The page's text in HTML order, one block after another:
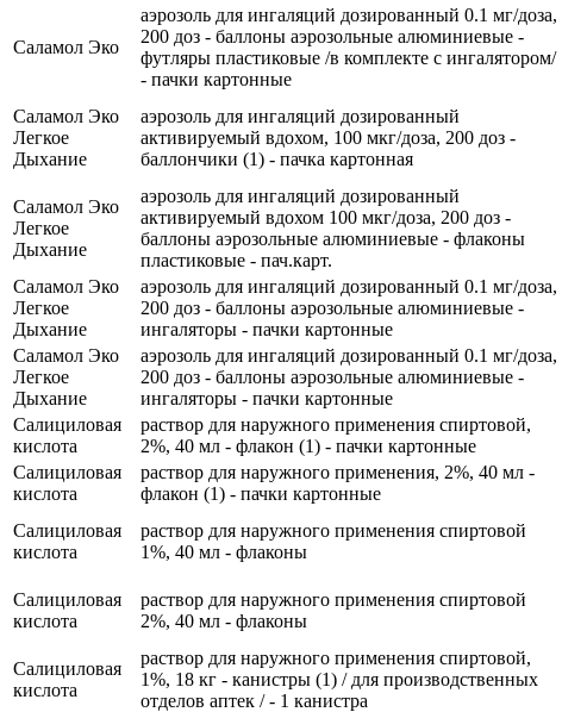
Саламол Эко
аэрозоль для ингаляций дозированный 0.1 мг/доза,
200 доз - баллоны аэрозольные алюминиевые -
футляры пластиковые /в комплекте с ингалятором/
- пачки картонные
Саламол Эко
Легкое
Дыхание
аэрозоль для ингаляций дозированный
активируемый вдохом, 100 мкг/доза, 200 доз -
баллончики (1) - пачка картонная
Саламол Эко
Легкое
Дыхание
аэрозоль для ингаляций дозированный
активируемый вдохом 100 мкг/доза, 200 доз -
баллоны аэрозольные алюминиевые - флаконы
пластиковые - пач.карт.
Саламол Эко
Легкое
Дыхание
аэрозоль для ингаляций дозированный 0.1 мг/доза,
200 доз - баллоны аэрозольные алюминиевые -
ингаляторы - пачки картонные
Саламол Эко
Легкое
Дыхание
аэрозоль для ингаляций дозированный 0.1 мг/доза,
200 доз - баллоны аэрозольные алюминиевые -
ингаляторы - пачки картонные
Салициловая
кислота
раствор для наружного применения спиртовой,
2%, 40 мл - флакон (1) - пачки картонные
Салициловая
кислота
раствор для наружного применения, 2%, 40 мл -
флакон (1) - пачки картонные
Салициловая
кислота
раствор для наружного применения спиртовой
1%, 40 мл - флаконы
Салициловая
кислота
раствор для наружного применения спиртовой
2%, 40 мл - флаконы
Салициловая
кислота
раствор для наружного применения спиртовой,
1%, 18 кг - канистры (1) / для производственных
отделов аптек / - 1 канистра